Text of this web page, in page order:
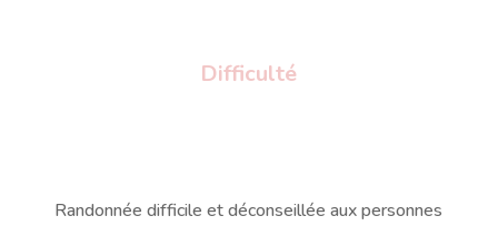
Difficulté
Randonnée difficile et déconseillée aux personnes